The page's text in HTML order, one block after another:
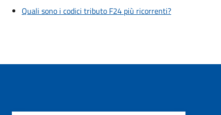
Quali sono i codici tributo F24 più ricorrenti?